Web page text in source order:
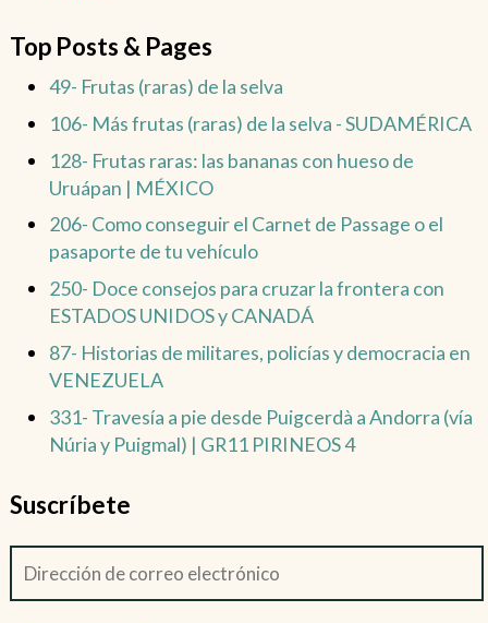
Top Posts & Pages
49- Frutas (raras) de la selva
106- Más frutas (raras) de la selva - SUDAMÉRICA
128- Frutas raras: las bananas con hueso de
Uruápan | MÉXICO
206- Como conseguir el Carnet de Passage o el
pasaporte de tu vehículo
250- Doce consejos para cruzar la frontera con
ESTADOS UNIDOS y CANADÁ
87- Historias de militares, policías y democracia en
VENEZUELA
331- Travesía a pie desde Puigcerdà a Andorra (vía
Núria y Puigmal) | GR11 PIRINEOS 4
Suscríbete